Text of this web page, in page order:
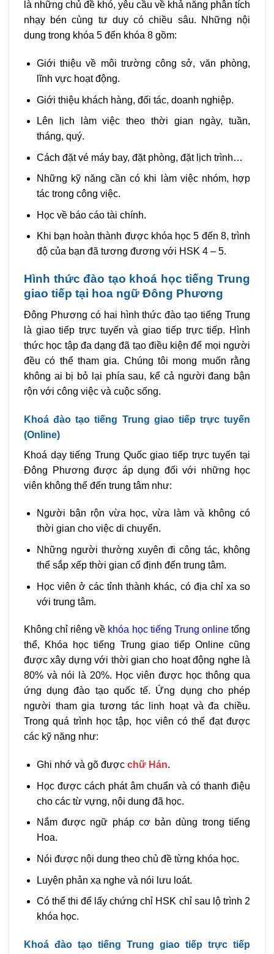
là những chủ đề khó, yêu cầu về khả năng phân tích
nhạy bén cùng tư duy có chiều sâu. Những nội
dung trong khóa 5 đến khóa 8 gồm:
Giới thiệu về môi trường công sở, văn phòng,
lĩnh vực hoạt động.
Giới thiệu khách hàng, đối tác, doanh nghiệp.
Lên lịch làm việc theo thời gian ngày, tuần,
tháng, quý.
Cách đặt vé máy bay, đặt phòng, đặt lịch trình…
Những kỹ năng cần có khi làm việc nhóm, hợp
tác trong công việc.
Học về báo cáo tài chính.
Khi bạn hoàn thành được khóa học 5 đến 8, trình
độ của bạn đã tương đương với HSK 4 – 5.
Hình thức đào tạo khoá học tiếng Trung
giao tiếp tại hoa ngữ Đông Phương
Đông Phương có hai hình thức đào tạo tiếng Trung
là giao tiếp trực tuyến và giao tiếp trực tiếp. Hình
thức học tập đa dạng đã tạo điều kiện để mọi người
đều có thể tham gia. Chúng tôi mong muốn rằng
không ai bị bỏ lại phía sau, kể cả người đang bận
rộn với công việc và cuộc sống.
Khoá đào tạo tiếng Trung giao tiếp trực tuyến
(Online)
Khoá dạy tiếng Trung Quốc giao tiếp trực tuyến tại
Đông Phương được áp dụng đối với những học
viên không thể đến trung tâm như:
Người bận rộn vừa học, vừa làm và không có
thời gian cho việc di chuyển.
Những người thường xuyên đi công tác, không
thể sắp xếp thời gian cố định đến trung tâm.
Học viên ở các tỉnh thành khác, có địa chỉ xa so
với trung tâm.
Không chỉ riêng về khóa học tiếng Trung onlinetổng
thể, Khóa học tiếng Trung giao tiếp Online cũng
được xây dựng với thời gian cho hoạt động nghe là
80% và nói là 20%. Học viên được học thông qua
ứng dụng đào tạo quốc tế. Ứng dụng cho phép
người tham gia tương tác linh hoạt và đa chiều.
Trong quá trình học tập, học viên có thể đạt được
các kỹ năng như:
Ghi nhớ và gõ được chữ Hán.
Học được cách phát âm chuẩn và có thanh điệu
cho các từ vựng, nội dung đã học.
Nắm được ngữ pháp cơ bản dùng trong tiếng
Hoa.
Nói được nội dung theo chủ đề từng khóa học.
Luyện phản xạ nghe và nói lưu loát.
Có thể thi để lấy chứng chỉ HSK chỉ sau lộ trình 2
khóa học.
Khoá đào tạo tiếng Trung giao tiếp trực tiếp